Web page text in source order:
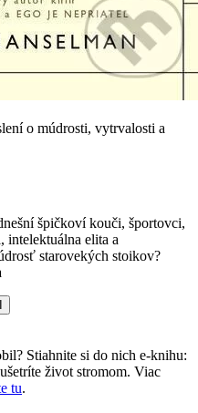
o múdrosti, vytrvalosti a
špičkoví kouči, športovci,
elita a
starovekých stoikov?
Stiahnite si do nich e-knihu:
život stromom. Viac
tu.